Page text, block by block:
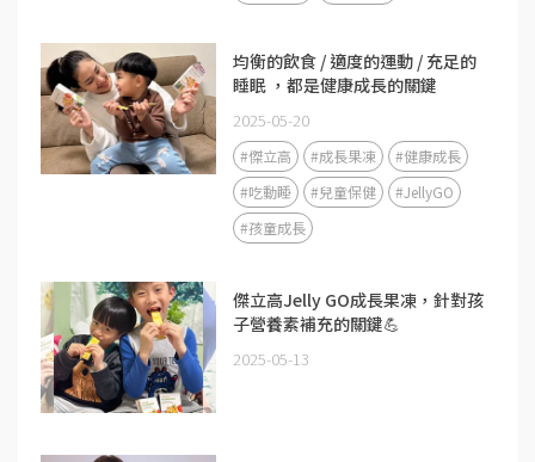
均衡的飲食 / 適度的運動 / 充足的
睡眠 ，都是健康成長的關鍵
2025-05-20
#傑立高 #成長果凍
#健康成長
#吃動睡
#兒童保健
#JellyGO
#孩童成長
傑立高Jelly GO成長果凍，針對孩
子營養素補充的關鍵💪
2025-05-13